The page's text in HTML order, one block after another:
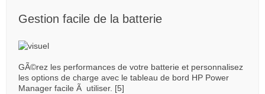
Gestion facile de la batterie
GÃ©rez les performances de votre batterie et personnalisez
les options de charge avec le tableau de bord HP Power
Manager facile Ã utiliser. [5]